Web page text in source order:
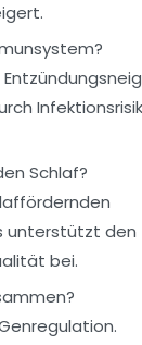
Schlaf?
unterstützt den
bei.